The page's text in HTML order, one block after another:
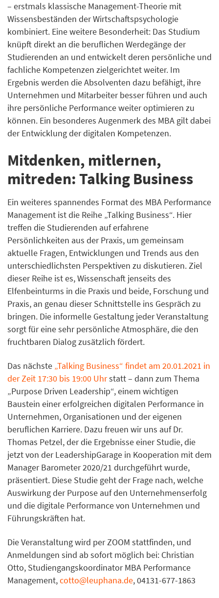
– erstmals klassische Management-Theorie mit
Wissensbeständen der Wirtschaftspsychologie
kombiniert. Eine weitere Besonderheit: Das Studium
knüpft direkt an die beruflichen Werdegänge der
Studierenden an und entwickelt deren persönliche und
fachliche Kompetenzen zielgerichtet weiter. Im
Ergebnis werden die Absolventen dazu befähigt, ihre
Unternehmen und Mitarbeiter besser führen und auch
ihre persönliche Performance weiter optimieren zu
können. Ein besonderes Augenmerk des MBA gilt dabei
der Entwicklung der digitalen Kompetenzen.
Mitdenken, mitlernen,
mitreden: Talking Business
Ein weiteres spannendes Format des MBA Performance
Management ist die Reihe „Talking Business“. Hier
treffen die Studierenden auf erfahrene
Persönlichkeiten aus der Praxis, um gemeinsam
aktuelle Fragen, Entwicklungen und Trends aus den
unterschiedlichsten Perspektiven zu diskutieren. Ziel
dieser Reihe ist es, Wissenschaft jenseits des
Elfenbeinturms in die Praxis und beide, Forschung und
Praxis, an genau dieser Schnittstelle ins Gespräch zu
bringen. Die informelle Gestaltung jeder Veranstaltung
sorgt für eine sehr persönliche Atmosphäre, die den
fruchtbaren Dialog zusätzlich fördert.
Das nächste „Talking Business“ findet am 20.01.2021 in
der Zeit 17:30 bis 19:00 Uhrstatt – dann zum Thema
„Purpose Driven Leadership“, einem wichtigen
Baustein einer erfolgreichen digitalen Performance in
Unternehmen, Organisationen und der eigenen
beruflichen Karriere. Dazu freuen wir uns auf Dr.
Thomas Petzel, der die Ergebnisse einer Studie, die
jetzt von der LeadershipGarage in Kooperation mit dem
Manager Barometer 2020/21 durchgeführt wurde,
präsentiert. Diese Studie geht der Frage nach, welche
Auswirkung der Purpose auf den Unternehmenserfolg
und die digitale Performance von Unternehmen und
Führungskräften hat.
Die Veranstaltung wird per ZOOM stattfinden, und
Anmeldungen sind ab sofort möglich bei: Christian
Otto, Studiengangskoordinator MBA Performance
Management,cotto@leuphana.de, 04131-677-1863